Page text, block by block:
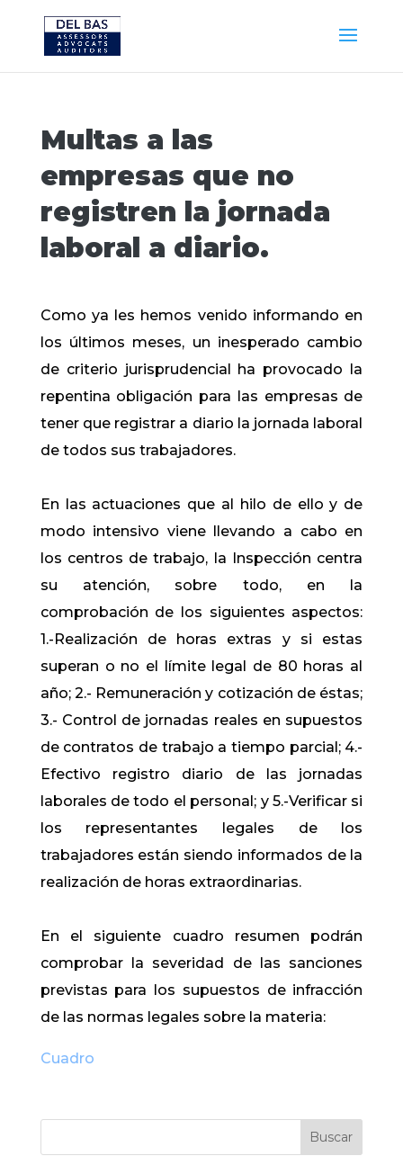
Multas a las
empresas que no
registren la jornada
laboral a diario.
Como ya les hemos venido informando en
los últimos meses, un inesperado cambio
de criterio jurisprudencial ha provocado la
repentina obligación para las empresas de
tener que registrar a diario la jornada laboral
de todos sus trabajadores.
En las actuaciones que al hilo de ello y de
modo intensivo viene llevando a cabo en
los centros de trabajo, la Inspección centra
su atención, sobre todo, en la
comprobación de los siguientes aspectos:
1.-Realización de horas extras y si estas
superan o no el límite legal de 80 horas al
año; 2.- Remuneración y cotización de éstas;
3.- Control de jornadas reales en supuestos
de contratos de trabajo a tiempo parcial; 4.-
Efectivo registro diario de las jornadas
laborales de todo el personal; y 5.-Verificar si
los representantes legales de los
trabajadores están siendo informados de la
realización de horas extraordinarias.
En el siguiente cuadro resumen podrán
comprobar la severidad de las sanciones
previstas para los supuestos de infracción
de las normas legales sobre la materia:
Cuadro
Buscar